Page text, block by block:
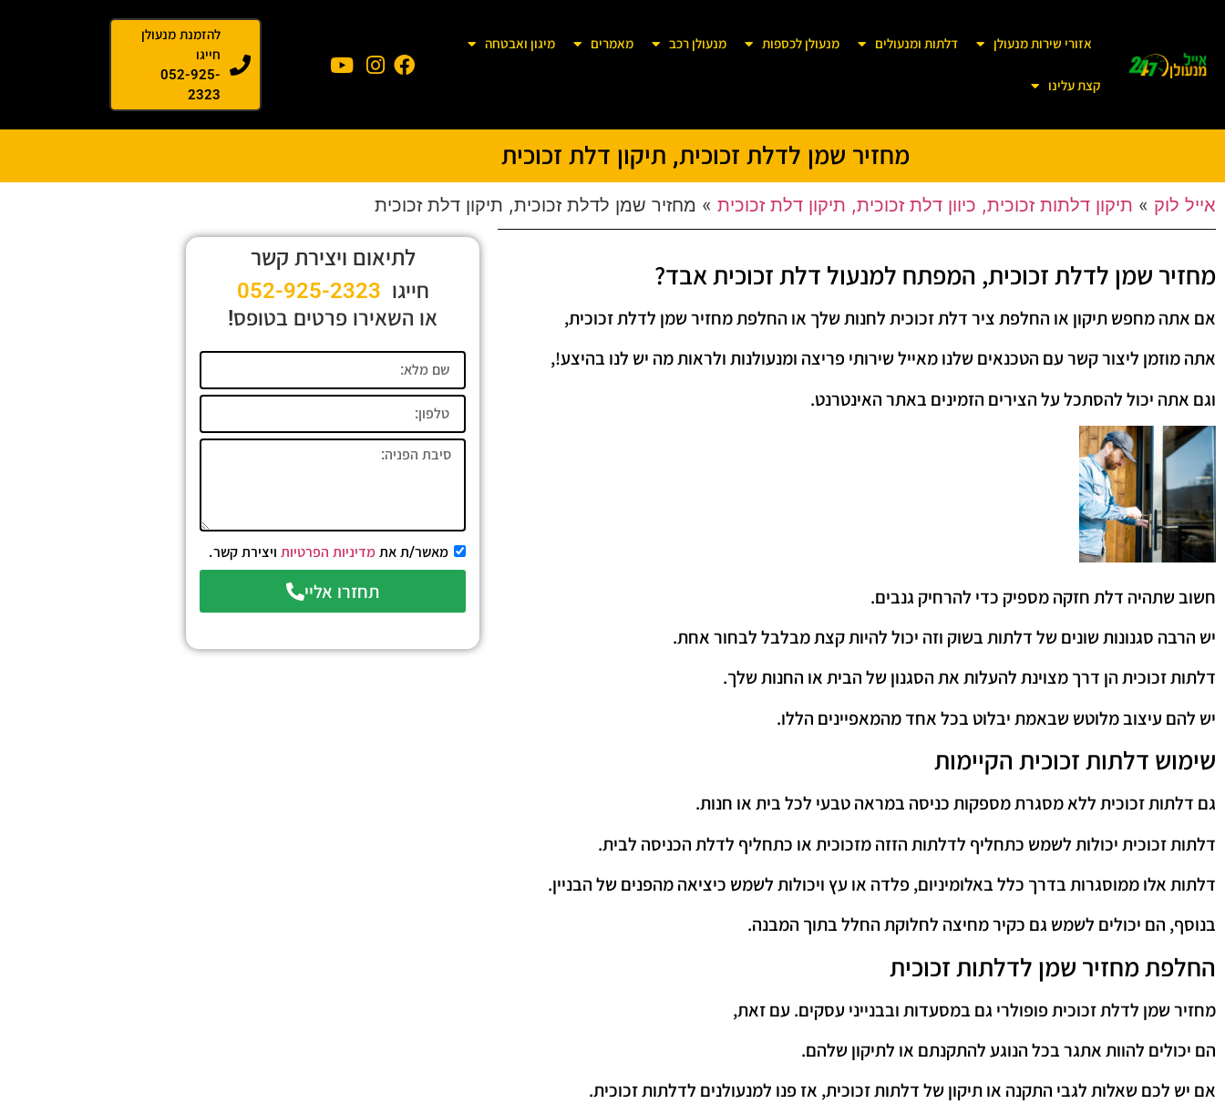
אזורי שירות מנעולן דלתות ומנעולים מנעולן לכספות מנעולן רכב מאמרים מיגון ואבטחה
קצת עלינו
להזמנת מנעולן
חייגו
052-925-
2323
מחזיר שמן לדלת זכוכית, תיקון דלת זכוכית
אייל לוק » תיקון דלתות זכוכית, כיוון דלת זכוכית, תיקון דלת זכוכית » מחזיר שמן לדלת זכוכית, תיקון דלת זכוכית
מחזיר שמן לדלת זכוכית, המפתח למנעול דלת זכוכית אבד?
אם אתה מחפש תיקון או החלפת ציר דלת זכוכית לחנות שלך או החלפת מחזיר שמן לדלת זכוכית,
אתה מוזמן ליצור קשר עם הטכנאים שלנו מאייל שירותי פריצה ומנעולנות ולראות מה יש לנו בהיצע!,
וגם אתה יכול להסתכל על הצירים הזמינים באתר האינטרנט.
חשוב שתהיה דלת חזקה מספיק כדי להרחיק גנבים.
יש הרבה סגנונות שונים של דלתות בשוק וזה יכול להיות קצת מבלבל לבחור אחת.
דלתות זכוכית הן דרך מצוינת להעלות את הסגנון של הבית או החנות שלך.
יש להם עיצוב מלוטש שבאמת יבלוט בכל אחד מהמאפיינים הללו.
שימוש דלתות זכוכית הקיימות
גם דלתות זכוכית ללא מסגרת מספקות כניסה במראה טבעי לכל בית או חנות.
דלתות זכוכית יכולות לשמש כתחליף לדלתות הזזה מזכוכית או כתחליף לדלת הכניסה לבית.
דלתות אלו ממוסגרות בדרך כלל באלומיניום, פלדה או עץ ויכולות לשמש כיציאה מהפנים של הבניין.
בנוסף, הם יכולים לשמש גם כקיר מחיצה לחלוקת החלל בתוך המבנה.
החלפת מחזיר שמן לדלתות זכוכית
מחזיר שמן לדלת זכוכית פופולרי גם במסעדות ובבנייני עסקים. עם זאת,
הם יכולים להוות אתגר בכל הנוגע להתקנתם או לתיקון שלהם.
אם יש לכם שאלות לגבי התקנה או תיקון של דלתות זכוכית, אז פנו למנעולנים לדלתות זכוכית.
לתיאום ויצירת קשר
חייגו 052-925-2323
או השאירו פרטים בטופס!
מאשר/ת את מדיניות הפרטיות ויצירת קשר.
תחזרו אליי